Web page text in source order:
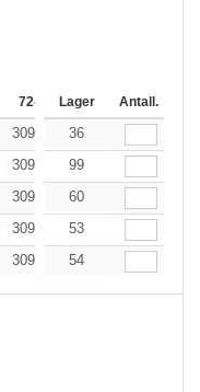
72-143 144-287
Lager Antall.
309.97 294.47
36
309.97 294.47
99
309.97 294.47
60
309.97 294.47
53
309.97 294.47
54